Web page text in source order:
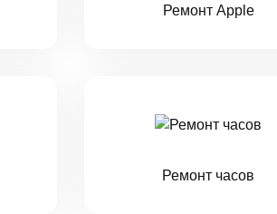
Ремонт Apple
Ремонт часов